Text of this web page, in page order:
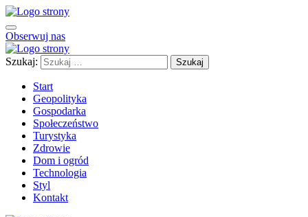
Obserwuj nas
Szukaj:
Start
Geopolityka
Gospodarka
Społeczeństwo
Turystyka
Zdrowie
Dom i ogród
Technologia
Styl
Kontakt